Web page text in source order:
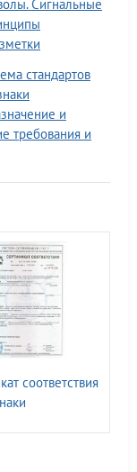
Сигнальные
стандартов
и
требования и
соответствия